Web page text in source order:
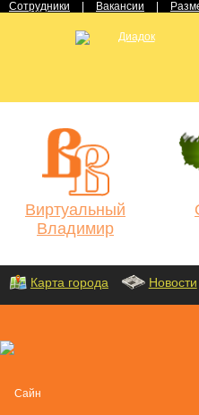
Сотрудники Вакансии
Виртуальный
Владимир
Карта города Новости